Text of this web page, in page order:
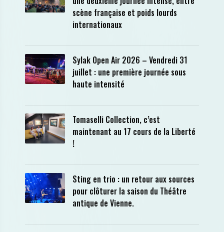
scène française et poids lourds
internationaux
Sylak Open Air 2026 – Vendredi 31
juillet : une première journée sous
haute intensité
Tomaselli Collection, c’est
maintenant au 17 cours de la Liberté
!
Sting en trio : un retour aux sources
pour clôturer la saison du Théâtre
antique de Vienne.